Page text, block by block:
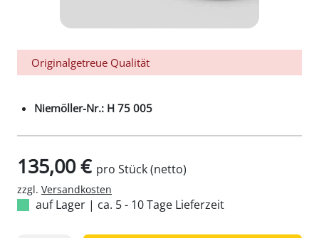
Originalgetreue Qualität
Niemöller-Nr.: H 75 005
135,00 € pro Stück (netto)
zzgl. Versandkosten
auf Lager | ca. 5 - 10 Tage Lieferzeit